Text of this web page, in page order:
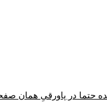
حتما در پاورقیِ همان